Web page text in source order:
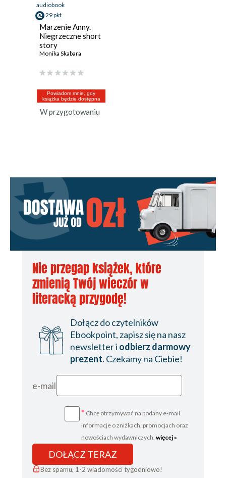
audiobook
29 pkt
Marzenie Anny.
Niegrzeczne short
story
Monika Skabara
Powiadom mnie, gdy
książka będzie dostępna
W przygotowaniu
Nie przegap książek, które
zmienią Twój wieczór w
literacką przygodę!
Dołącz do czytelników
Ebookpoint, zapisz się na nasz
newsletter i odbierz darmowy
prezent. Czekamy na Ciebie!
e-mail
* Chcę otrzymywać na podany e-mail
informacje o zniżkach, promocjach oraz
nowościach wydawniczych. więcej »
DOŁĄCZ TERAZ
Bez spamu, 1-2 wiadomości tygodniowo!